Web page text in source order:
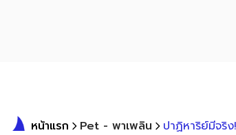
หน้าแรก Pet - พาเพลิน ปาฏิหาริย์มีจริ